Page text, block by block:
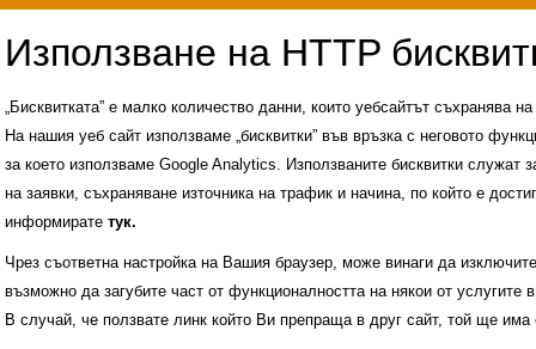
„Бисквитката” е малко количество данни, които уебсайтът съхранява
На нашия уеб сайт използваме „бисквитки” във връзка с неговото
за което използваме Google Analytics. Използваните бисквитки служат
на заявки, съхраняване източника на трафик и начина, по който е
информирате тук.
Чрез съответна настройка на Вашия браузер, може винаги да
възможно да загубите част от функционалността на някои от услугите
В случай, че ползвате линк който Ви препраща в друг сайт, той ще има